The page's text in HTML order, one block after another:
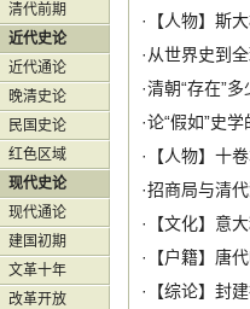
·【人物】 斯
· 从世界史到
·清朝“存在”多
·论“假如”史
·【人物】 十
·招商局与清
·【文化】 意
·【户籍】 唐
·【综论】 封
清代前期
近代史论
近代通论
晚清史论
民国史论
红色区域
现代史论
现代通论
建国初期
文革十年
改革开放